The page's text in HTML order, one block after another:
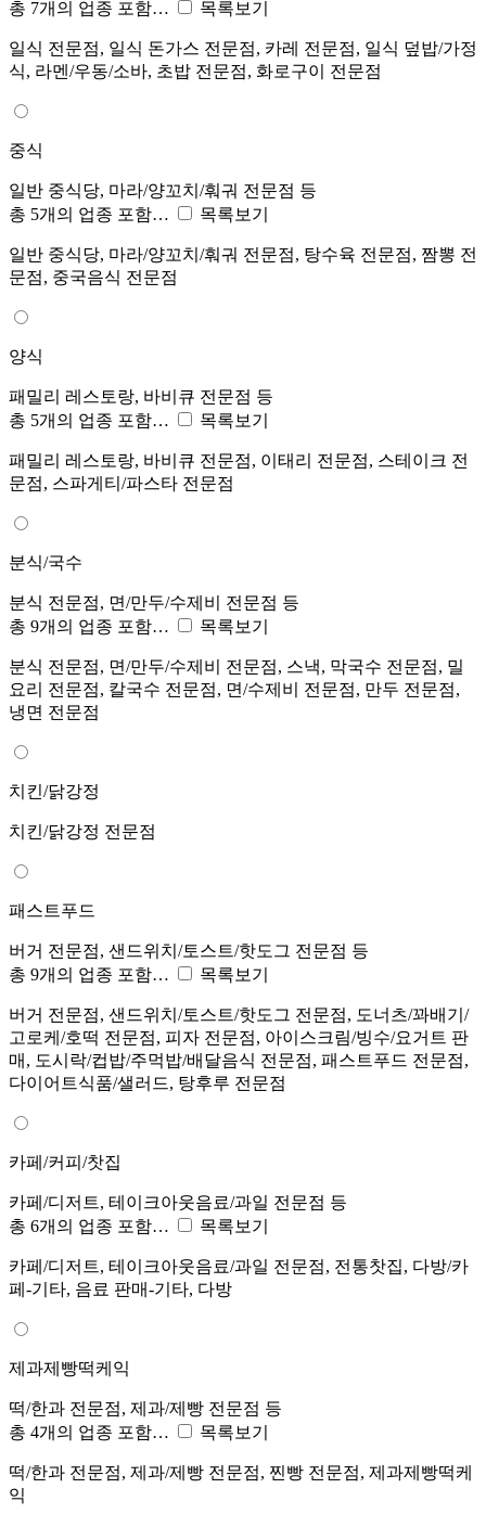
총 7개의 업종 포함… 목록보기
일식 전문점, 일식 돈가스 전문점, 카레 전문점, 일식 덮밥/가정
식, 라멘/우동/소바, 초밥 전문점, 화로구이 전문점
중식
일반 중식당, 마라/양꼬치/훠궈 전문점 등
총 5개의 업종 포함…
목록보기
일반 중식당, 마라/양꼬치/훠궈 전문점, 탕수육 전문점, 짬뽕 전
문점, 중국음식 전문점
양식
패밀리 레스토랑, 바비큐 전문점 등
총 5개의 업종 포함…
목록보기
패밀리 레스토랑, 바비큐 전문점, 이태리 전문점, 스테이크 전
문점, 스파게티/파스타 전문점
분식/국수
분식 전문점, 면/만두/수제비 전문점 등
총 9개의 업종 포함…
목록보기
분식 전문점, 면/만두/수제비 전문점, 스낵, 막국수 전문점, 밀
요리 전문점, 칼국수 전문점, 면/수제비 전문점, 만두 전문점,
냉면 전문점
치킨/닭강정
치킨/닭강정 전문점
패스트푸드
버거 전문점, 샌드위치/토스트/핫도그 전문점 등
총 9개의 업종 포함…
목록보기
버거 전문점, 샌드위치/토스트/핫도그 전문점, 도너츠/꽈배기/
고로케/호떡 전문점, 피자 전문점, 아이스크림/빙수/요거트 판
매, 도시락/컵밥/주먹밥/배달음식 전문점, 패스트푸드 전문점,
다이어트식품/샐러드, 탕후루 전문점
카페/커피/찻집
카페/디저트, 테이크아웃음료/과일 전문점 등
총 6개의 업종 포함…
목록보기
카페/디저트, 테이크아웃음료/과일 전문점, 전통찻집, 다방/카
페-기타, 음료 판매-기타, 다방
제과제빵떡케익
떡/한과 전문점, 제과/제빵 전문점 등
총 4개의 업종 포함…
목록보기
떡/한과 전문점, 제과/제빵 전문점, 찐빵 전문점, 제과제빵떡케
익